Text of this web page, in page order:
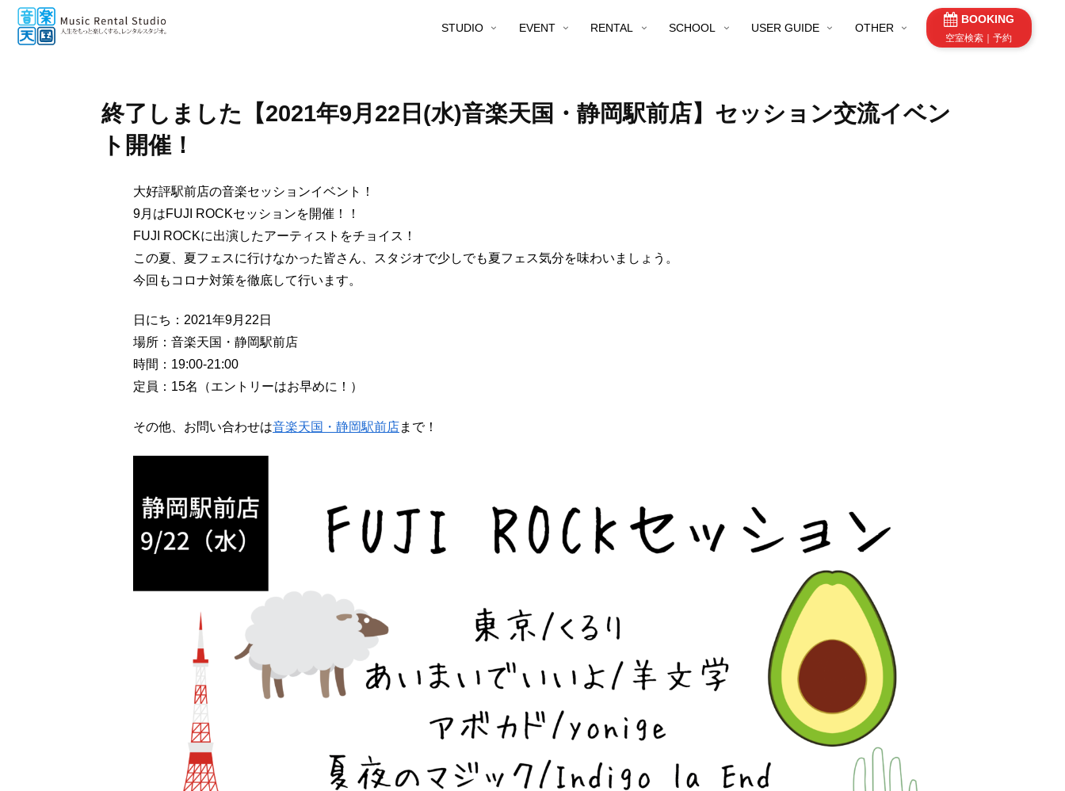
STUDIO EVENT RENTAL SCHOOL USER GUIDE OTHER
BOOKING
空室検索｜予約
終了しました【2021年9月22日(水)音楽天国・静岡駅前店】セッション交流イベン
ト開催！
大好評駅前店の音楽セッションイベント！
9月はFUJI ROCKセッションを開催！！
FUJI ROCKに出演したアーティストをチョイス！
この夏、夏フェスに行けなかった皆さん、スタジオで少しでも夏フェス気分を味わいましょう。
今回もコロナ対策を徹底して行います。
日にち：2021年9月22日
場所：音楽天国・静岡駅前店
時間：19:00-21:00
定員：15名（エントリーはお早めに！）
その他、お問い合わせは音楽天国・静岡駅前店まで！